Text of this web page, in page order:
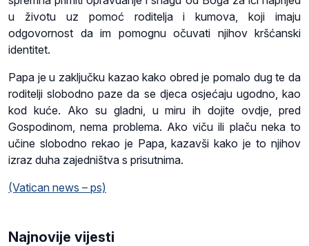
u životu uz pomoć roditelja i kumova, koji imaju
odgovornost da im pomognu očuvati njihov kršćanski
identitet.
Papa je u zaključku kazao kako obred je pomalo dug te da
roditelji slobodno paze da se djeca osjećaju ugodno, kao
kod kuće. Ako su gladni, u miru ih dojite ovdje, pred
Gospodinom, nema problema. Ako viču ili plaču neka to
učine slobodno rekao je Papa, kazavši kako je to njihov
izraz duha zajedništva s prisutnima.
(Vatican news – ps)
Najnovije vijesti